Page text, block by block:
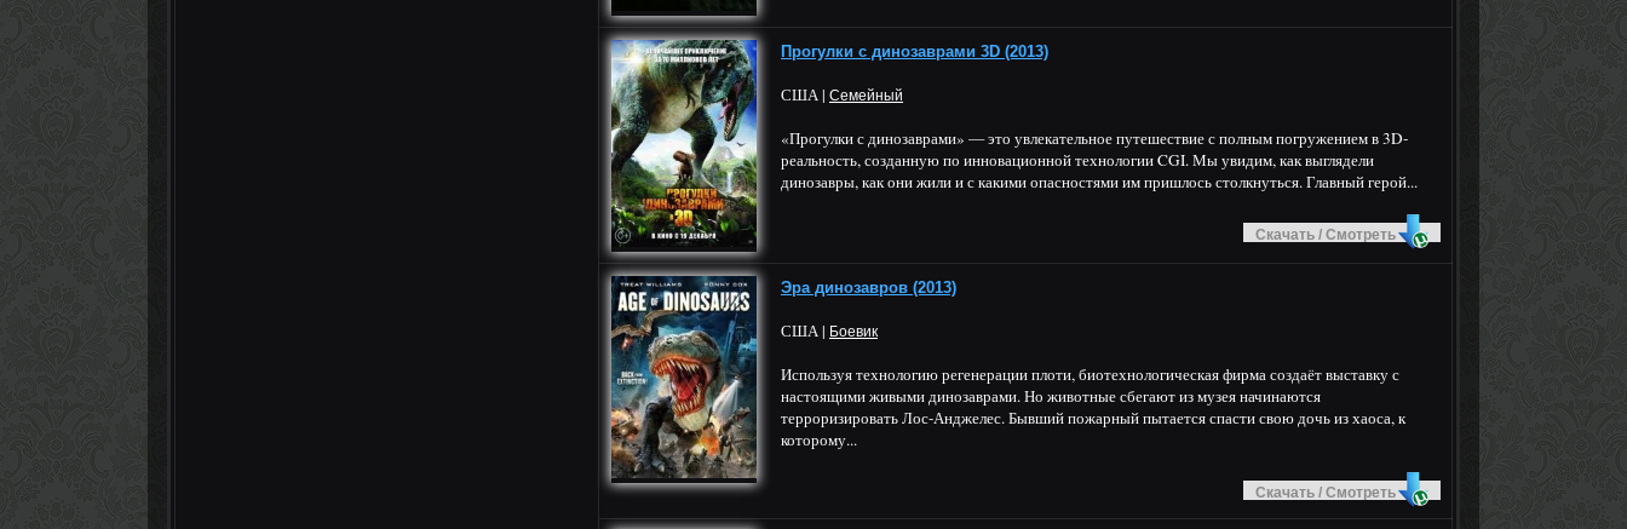
Прогулки с динозаврами 3D (2013)
США | Семейный
«Прогулки с динозаврами» — это увлекательное путешествие с полным погружением в 3D-
реальность, созданную по инновационной технологии CGI. Мы увидим, как выглядели
динозавры, как они жили и с какими опасностями им пришлось столкнуться. Главный герой...
Скачать / Смотреть
Эра динозавров (2013)
США | Боевик
Используя технологию регенерации плоти, биотехнологическая фирма создаёт выставку с
настоящими живыми динозаврами. Но животные сбегают из музея начинаются
терроризировать Лос-Анджелес. Бывший пожарный пытается спасти свою дочь из хаоса, к
которому...
Скачать / Смотреть